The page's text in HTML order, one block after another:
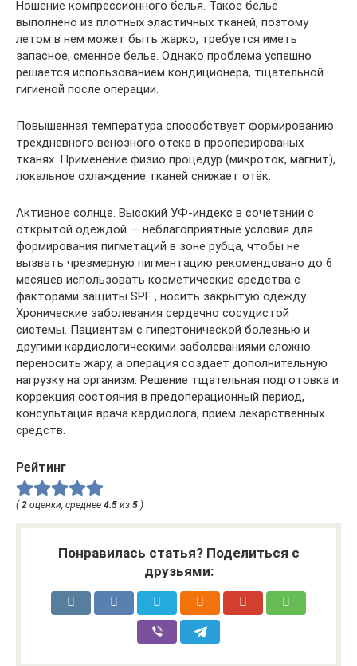
Ношение компрессионного белья. Такое белье
выполнено из плотных эластичных тканей, поэтому
летом в нем может быть жарко, требуется иметь
запасное, сменное белье. Однако проблема успешно
решается использованием кондиционера, тщательной
гигиеной после операции.
Повышенная температура способствует формированию
трехдневного венозного отека в прооперированых
тканях. Применение физио процедур (микроток, магнит),
локальное охлаждение тканей снижает отёк.
Активное солнце. Высокий УФ-индекс в сочетании с
открытой одеждой — неблагоприятные условия для
формирования пигметаций в зоне рубца, чтобы не
вызвать чрезмерную пигментацию рекомендовано до 6
месяцев использовать косметические средства с
факторами защиты SPF , носить закрытую одежду.
Хронические заболевания сердечно сосудистой
системы. Пациентам с гипертонической болезнью и
другими кардиологическими заболеваниями сложно
переносить жару, а операция создает дополнительную
нагрузку на организм. Решение тщательная подготовка и
коррекция состояния в предоперационный период,
консультация врача кардиолога, прием лекарственных
средств.
Рейтинг
(2 оценки, среднее 4.5 из 5 )
Понравилась статья? Поделиться с
друзьями: